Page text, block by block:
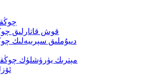
قوش قاتارلىق
دىيۇملىق سېرىيەلىك
مېترىك يۈرۈشلۈك